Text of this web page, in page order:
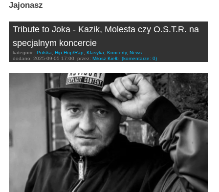
Jajonasz
Tribute to Joka - Kazik, Molesta czy O.S.T.R. na
specjalnym koncercie
kategorie: Polska, Hip-Hop/Rap, Klasyka, Koncerty, News
dodano: 2025-09-05 17:00 przez: Miłosz Kiełb (komentarze: 0)